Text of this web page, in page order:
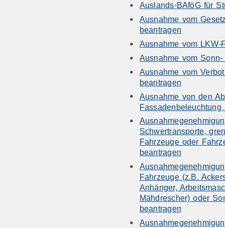
Auslands-BAföG für
Ausnahme vom
beantragen
Ausnahme vom LKW-
Ausnahme vom
Ausnahme vom
beantragen
Ausnahme von den
Fassadenbeleuchtung
Schwertransporte,
Fahrzeuge oder
beantragen
Fahrzeuge (z.B.
Anhänger,
Mähdrescher) oder
beantragen